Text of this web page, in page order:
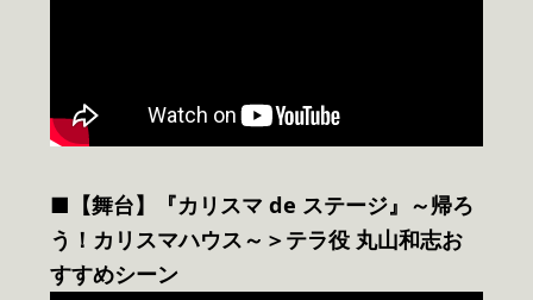
■【舞台】『カリスマ de ステージ』～帰ろ
う！カリスマハウス～＞テラ役 丸山和志お
すすめシーン